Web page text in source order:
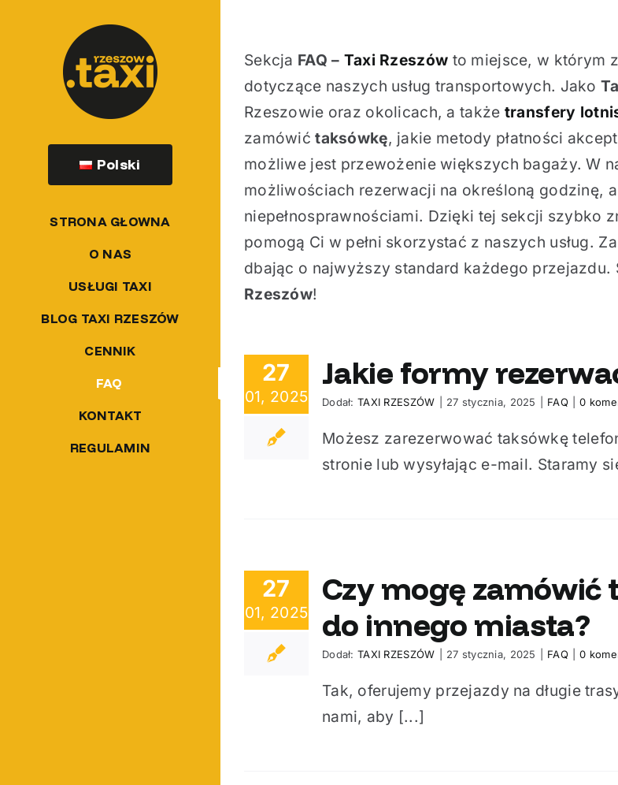
zawartości
Polski
STRONA GŁOWNA
O NAS
USŁUGI TAXI
BLOG TAXI RZESZÓW
CENNIK
FAQ
KONTAKT
REGULAMIN
Sekcja FAQ – Taxi Rzeszów to miejsce, w którym
dotyczące naszych usług transportowych. Jako
Rzeszowie oraz okolicach, a także transfery
zamówićtaksówkę, jakie metody płatności
możliwe jest przewożenie większych bagaży. W
możliwościach rezerwacji na określoną godzinę,
niepełnosprawnościami. Dzięki tej sekcji szybko
pomogą Ci w pełni skorzystać z naszych usług.
dbając o najwyższy standard każdego
Rzeszów!
27
01, 2025
Jakie formy
Dodał:TAXI RZESZÓW 27 stycznia, 2025 FAQ 0
Możesz zarezerwować taksówkę
stronie lub wysyłając e-mail. Staramy
27
01, 2025
Czy mogę zamówić
do innego miasta?
Dodał:TAXI RZESZÓW 27 stycznia, 2025 FAQ 0
Tak, oferujemy przejazdy na długie
nami, aby [...]